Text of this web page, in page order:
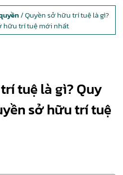
/ Quyền sở hữu trí tuệ là gì?
hữu trí tuệ mới nhất
tuệ là gì? Quy
sở hữu trí tuệ